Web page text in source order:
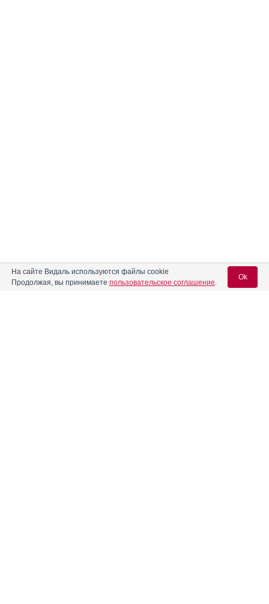
На сайте Видаль используются файлы cookie
Продолжая, вы принимаете пользовательское соглашение.
Ok